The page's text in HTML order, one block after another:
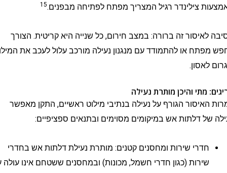
צילינדר רגיל המצריך מפתח לפתיחה מבפנים.15
זה ברורה: במצב חירום, כל שנייה היא קריטית. הצורך
או להתמודד עם מנגנון נעילה מורכב עלול לעכב את המילוט
מתי והיכן מותרת נעילה
הגורף על נעילה בנתיבי מילוט ראשיים, התקן מאפשר
דלתות אש במיקומים מסוימים ובתנאים ספציפיים:
חדרי שירות ומחסנים קטנים: מותרת נעילת דלתות אש בחדרי
שירות (כגון חדרי חשמל, מכונות) ובמחסנים ששטחם אינו עולה על